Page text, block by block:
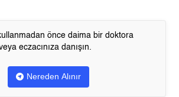
önce daima bir doktora
eczacınıza danışın.
Nereden Alınır